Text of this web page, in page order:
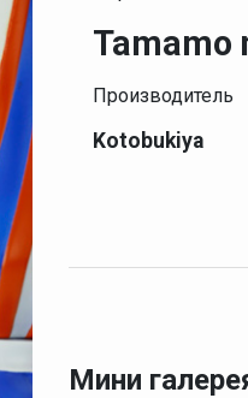
Tamamo
Производитель
Kotobukiya
Мини